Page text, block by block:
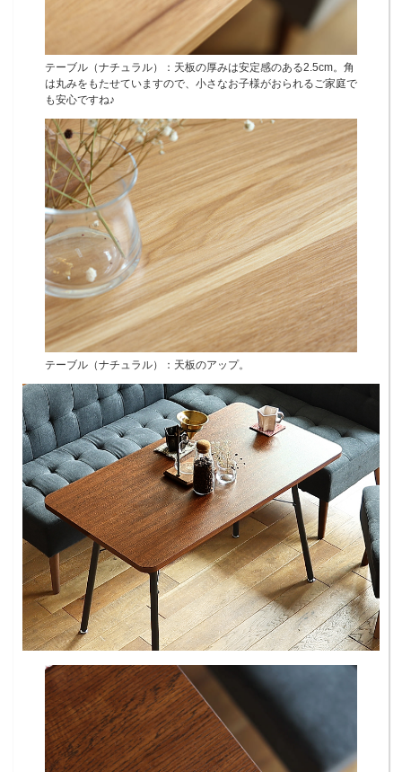
テーブル（ナチュラル）：天板の厚みは安定感のある2.5cm。角
は丸みをもたせていますので、小さなお子様がおられるご家庭で
も安心ですね♪
テーブル（ナチュラル）：天板のアップ。